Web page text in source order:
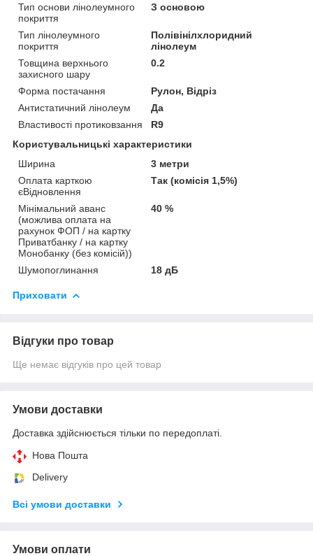
Тип основи лінолеумного
покриття
З основою
Тип лінолеумного
покриття
Полівінілхлоридний
лінолеум
Товщина верхнього
захисного шару
0.2
Форма постачання
Рулон, Відріз
Антистатичний лінолеум
Да
Властивості протиковзання
R9
Користувальницькі характеристики
Ширина
3 метри
Оплата карткою
єВідновлення
Так (комісія 1,5%)
Мінімальний аванс
(можлива оплата на
рахунок ФОП / на картку
Приватбанку / на картку
Монобанку (без комісій))
40 %
Шумопоглинання 18 дБ
Приховати
Відгуки про товар
Ще немає відгуків про цей товар
Умови доставки
Доставка здійснюється тільки по передоплаті.
Нова Пошта
Delivery
Всі умови доставки
Умови оплати